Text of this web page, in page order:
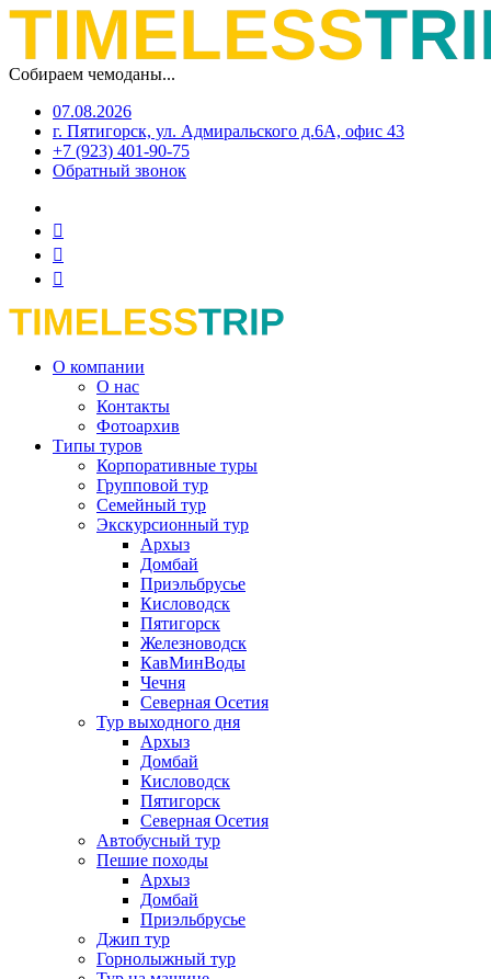
Собираем чемоданы...
07.08.2026
г. Пятигорск, ул. Адмиральского д.6А, офис 43
+7 (923) 401-90-75
Обратный звонок
О компании
О нас
Контакты
Фотоархив
Типы туров
Корпоративные туры
Групповой тур
Семейный тур
Экскурсионный тур
Архыз
Домбай
Приэльбрусье
Кисловодск
Пятигорск
Железноводск
КавМинВоды
Чечня
Северная Осетия
Тур выходного дня
Архыз
Домбай
Кисловодск
Пятигорск
Северная Осетия
Автобусный тур
Пешие походы
Архыз
Домбай
Приэльбрусье
Джип тур
Горнолыжный тур